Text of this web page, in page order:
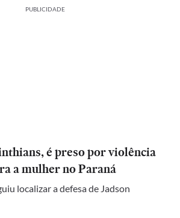
PUBLICIDADE
é preso por violência
a mulher no Paraná
localizar a defesa de Jadson